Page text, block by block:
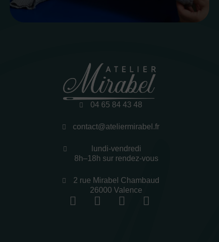
04 65 84 43 48
contact@ateliermirabel.fr
lundi-vendredi
8h–18h sur rendez-vous
2 rue Mirabel Chambaud
26000 Valence